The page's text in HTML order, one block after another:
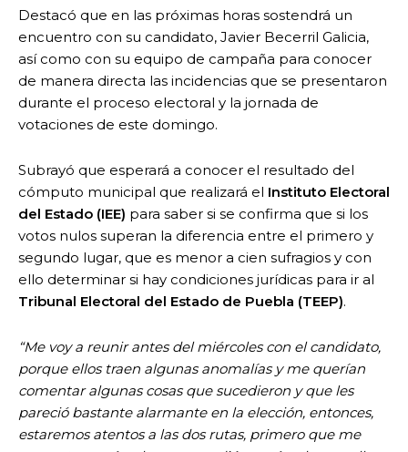
Destacó que en las próximas horas sostendrá un
encuentro con su candidato, Javier Becerril Galicia,
así como con su equipo de campaña para conocer
de manera directa las incidencias que se presentaron
durante el proceso electoral y la jornada de
votaciones de este domingo.
Subrayó que esperará a conocer el resultado del
cómputo municipal que realizará el Instituto Electoral
del Estado (IEE) para saber si se confirma que si los
votos nulos superan la diferencia entre el primero y
segundo lugar, que es menor a cien sufragios y con
ello determinar si hay condiciones jurídicas para ir al
Tribunal Electoral del Estado de Puebla (TEEP).
“Me voy a reunir antes del miércoles con el candidato,
porque ellos traen algunas anomalías y me querían
comentar algunas cosas que sucedieron y que les
pareció bastante alarmante en la elección, entonces,
estaremos atentos a las dos rutas, primero que me